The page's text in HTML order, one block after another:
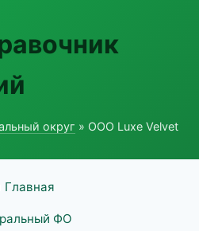
округ » ООО Luxe Velvet
Главная
ФО